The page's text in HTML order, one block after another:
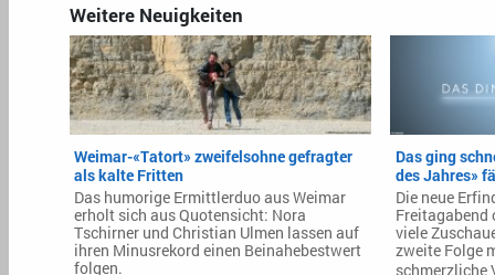
Weitere Neuigkeiten
Weimar-«Tatort» zweifelsohne gefragter
als kalte Fritten
Das humorige Ermittlerduo aus Weimar
erholt sich aus Quotensicht: Nora
Tschirner und Christian Ulmen lassen auf
ihren Minusrekord einen Beinahebestwert
folgen.
Das ging
des Jahres»
Die neue
viele
zweite Folge
schmerzliche